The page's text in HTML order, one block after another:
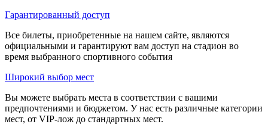
Гарантированный доступ
Все билеты, приобретенные на нашем сайте, являются
официальными и гарантируют вам доступ на стадион во
время выбранного спортивного события
Широкий выбор мест
Вы можете выбрать места в соответствии с вашими
предпочтениями и бюджетом. У нас есть различные категории
мест, от VIP-лож до стандартных мест.